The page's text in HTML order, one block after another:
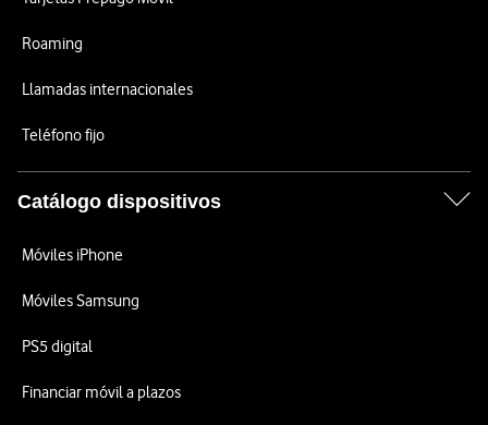
Roaming
Llamadas internacionales
Teléfono fijo
Catálogo dispositivos
Móviles iPhone
Móviles Samsung
PS5 digital
Financiar móvil a plazos